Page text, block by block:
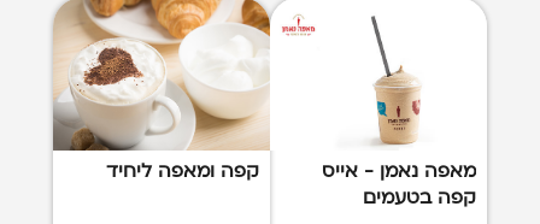
מאפה נאמן - אייס
קפה בטעמים
קפה ומאפה ליחיד